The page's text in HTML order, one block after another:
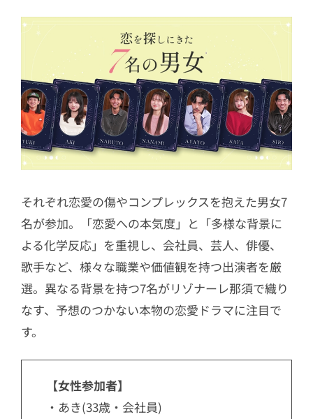
それぞれ恋愛の傷やコンプレックスを抱えた男女7
名が参加。「恋愛への本気度」と「多様な背景に
よる化学反応」を重視し、会社員、芸人、俳優、
歌手など、様々な職業や価値観を持つ出演者を厳
選。異なる背景を持つ7名がリゾナーレ那須で織り
なす、予想のつかない本物の恋愛ドラマに注目で
す。
【女性参加者】
・あき(33歳・会社員)